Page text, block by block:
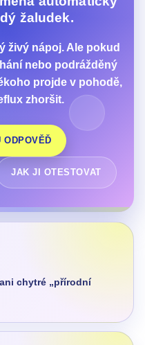
žaludek.
živý nápoj. Ale pokud
nebo podrážděný
projde v pohodě,
zhoršit.
ODPOVĚĎ
JAK JI OTESTOVAT
chytré „přírodní